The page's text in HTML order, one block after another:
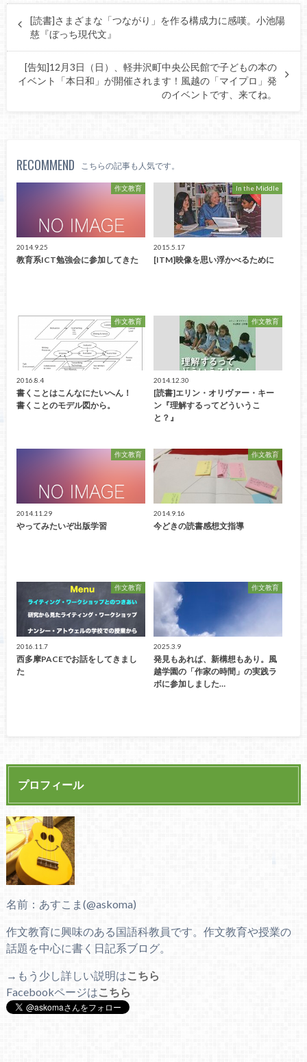
[読書]さまざまな「つながり」を作る構成力に感嘆。小池陽
慈『ぼっち現代文』
[告知]12月3日（日）、軽井沢町中央公民館で子どもの本の
イベント「本日和」が開催されます！風越の「マイプロ」発
のイベントです、来てね。
RECOMMEND こちらの記事も人気です。
作文教育
2014.9.25
教育系ICT勉強会に参加してきた
In the Middle
2015.5.17
[ITM]映像を思い浮かべるために
作文教育
2016.8.4
書くことはこんなにたいへん！
書くことのモデル図から。
作文教育
2014.12.30
[読書]エリン・オリヴァー・キー
ン『理解するってどういうこ
と？』
作文教育
2014.11.29
やってみたいぞ出版学習
作文教育
2014.9.16
今どきの読書感想文指導
作文教育
2016.11.7
西多摩PACEでお話をしてきまし
た
作文教育
2025.3.9
発見もあれば、新構想もあり。風
越学園の「作家の時間」の実践ラ
ボに参加しました…
プロフィール
名前：あすこま(@askoma)
作文教育に興味のある国語科教員です。作文教育や授業の
話題を中心に書く日記系ブログ。
→もう少し詳しい説明はこちら
Facebookページはこちら